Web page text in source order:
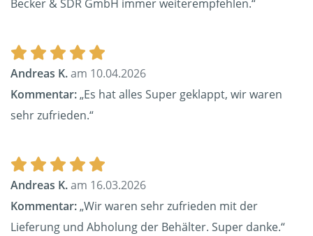
Becker & SDR GmbH immer weiterempfehlen.“
Andreas K.am 10.04.2026
Kommentar:„Es hat alles Super geklappt, wir waren
sehr zufrieden.“
Andreas K.am 16.03.2026
Kommentar:„Wir waren sehr zufrieden mit der
Lieferung und Abholung der Behälter. Super danke.“